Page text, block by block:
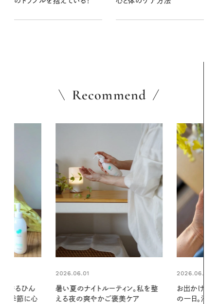
Recommend
ン。私を整
ケア
2026.06.01
お出かけ前のひと手間で変わる、夏
の一日。汗ばむ季節を「ごきげん」
2026.07.21